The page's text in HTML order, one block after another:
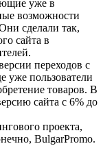
уже в
возможности
сделали так,
сайта в
переходов с
уже пользователи
товаров. В
сайта с 6% до
проекта,
BulgarPromo.